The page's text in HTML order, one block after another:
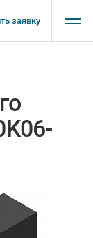
заявку